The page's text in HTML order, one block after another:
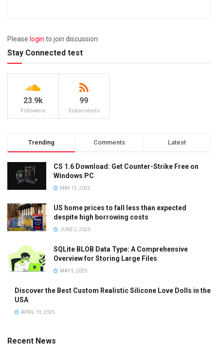
Please login to join discussion
Stay Connected test
23.9k
Followers
99
Subscribers
Trending Comments Latest
CS 1.6 Download: Get Counter-Strike Free on
Windows PC
MAY 15, 2025
US home prices to fall less than expected
despite high borrowing costs
JUNE 2, 2023
SQLite BLOB Data Type: A Comprehensive
Overview for Storing Large Files
MAY 5, 2025
Discover the Best Custom Realistic Silicone Love Dolls in the
USA
APRIL 19, 2025
Recent News